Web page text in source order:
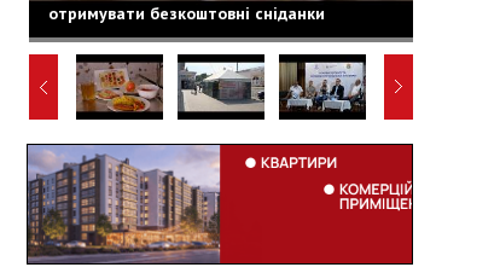
отримувати безкоштовні сніданки